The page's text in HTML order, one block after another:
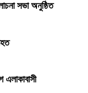
সভা অনুষ্ঠিত
এলাকাবাসী